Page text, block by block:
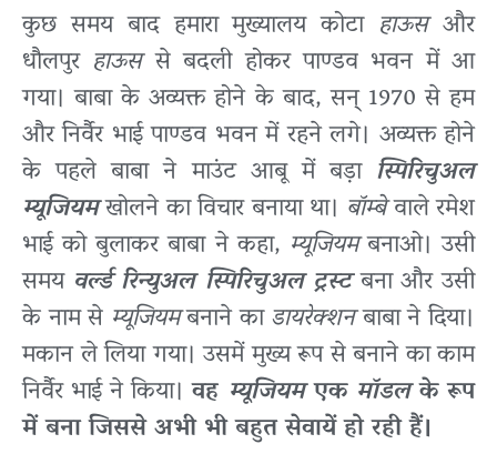
कुछ समय बाद हमारा मुख्यालय कोटा हाऊसऔर
धौलपुर हाऊससे बदली होकर पाण्डव भवन में आ
गया। बाबा के अव्यक्त होने के बाद, सन् 1970 से हम
और निर्वैर भाई पाण्डव भवन में रहने लगे। अव्यक्त होने
के पहले बाबा ने माउंट आबू में बड़ा स्पिरिचुअल
म्यूजियमखोलने का विचार बनाया था। बॉम्बेवाले रमेश
भाई को बुलाकर बाबा ने कहा, म्यूजियमबनाओ। उसी
समय वर्ल्ड रिन्युअल स्पिरिचुअल ट्रस्टबना और उसी
के नाम से म्यूजियमबनाने काडायरेक्शनबाबा ने दिया।
मकान ले लिया गया। उसमें मुख्य रूप से बनाने का काम
निर्वैर भाई ने किया।वह म्यूजियमएक मॉडलके रूप
में बना जिससे अभी भी बहुत सेवायें हो रही हैं।